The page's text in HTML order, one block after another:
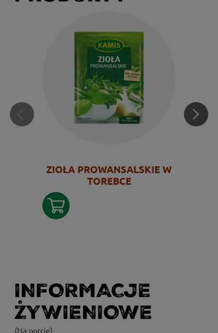
ZIOŁA PROWANSALSKIE W
TOREBCE
INFORMACJE
ŻYWIENIOWE
(Na porcję)